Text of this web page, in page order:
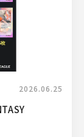
2026.06.25